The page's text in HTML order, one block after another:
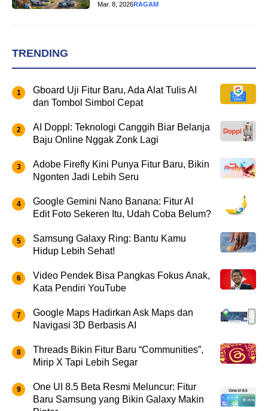
Mar. 8, 2026RAGAM
TRENDING
Gboard Uji Fitur Baru, Ada Alat Tulis AI
dan Tombol Simbol Cepat
AI Doppl: Teknologi Canggih Biar Belanja
Baju Online Nggak Zonk Lagi
Adobe Firefly Kini Punya Fitur Baru, Bikin
Ngonten Jadi Lebih Seru
Google Gemini Nano Banana: Fitur AI
Edit Foto Sekeren Itu, Udah Coba Belum?
Samsung Galaxy Ring: Bantu Kamu
Hidup Lebih Sehat!
Video Pendek Bisa Pangkas Fokus Anak,
Kata Pendiri YouTube
Google Maps Hadirkan Ask Maps dan
Navigasi 3D Berbasis AI
Threads Bikin Fitur Baru “Communities”,
Mirip X Tapi Lebih Segar
One UI 8.5 Beta Resmi Meluncur: Fitur
Baru Samsung yang Bikin Galaxy Makin